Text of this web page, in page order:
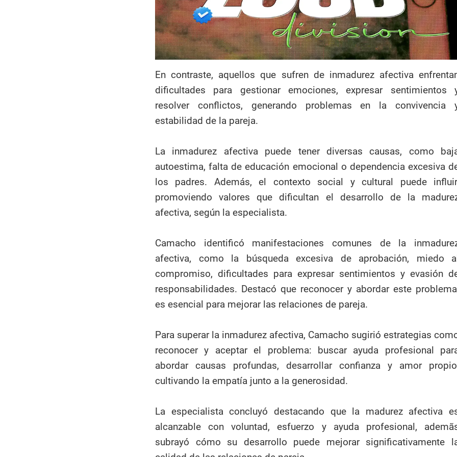
En contraste, aquellos que sufren de inmadurez afectiva
dificultades para gestionar emociones, expresar sentimientos
resolver conflictos, generando problemas en la convivencia
estabilidad de la pareja.
La inmadurez afectiva puede tener diversas causas, como
autoestima, falta de educación emocional o dependencia excesiva
los padres. Además, el contexto social y cultural puede
promoviendo valores que dificultan el desarrollo de la
afectiva, según la especialista.
Camacho identificó manifestaciones comunes de la
afectiva, como la búsqueda excesiva de aprobación, miedo
compromiso, dificultades para expresar sentimientos y evasión
responsabilidades. Destacó que reconocer y abordar este
es esencial para mejorar las relaciones de pareja.
Para superar la inmadurez afectiva, Camacho sugirió estrategias
reconocer y aceptar el problema: buscar ayuda profesional
abordar causas profundas, desarrollar confianza y amor
cultivando la empatía junto a la generosidad.
La especialista concluyó destacando que la madurez afectiva
alcanzable con voluntad, esfuerzo y ayuda profesional,
subrayó cómo su desarrollo puede mejorar significativamente